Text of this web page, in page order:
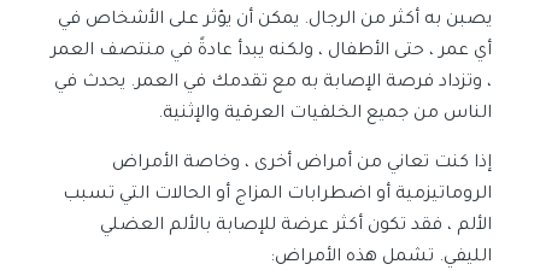
يصبن به أكثر من الرجال. يمكن أن يؤثر على الأشخاص في
أي عمر ، حتى الأطفال ، ولكنه يبدأ عادةً في منتصف العمر
، وتزداد فرصة الإصابة به مع تقدمك في العمر. يحدث في
الناس من جميع الخلفيات العرقية والإثنية.
إذا كنت تعاني من أمراض أخرى ، وخاصة الأمراض
الروماتيزمية أو اضطرابات المزاج أو الحالات التي تسبب
الألم ، فقد تكون أكثر عرضة للإصابة بالألم العضلي
الليفي. تشمل هذه الأمراض: